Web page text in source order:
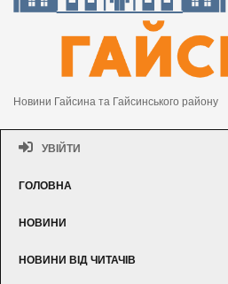
Новини Гайсина та Гайсинського району
УВІЙТИ
ГОЛОВНА
НОВИНИ
НОВИНИ ВІД ЧИТАЧІВ